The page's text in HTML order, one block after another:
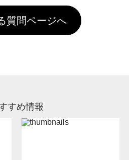
グインがされていなければ、ラン
がされません。
水洗いで落とすことが可能です。
、お客様ご自身にて着用前に落と
ますようお願いいたします。※1
送機能でのご注文に関わらず、前
るお値引きで4,000円未満になる
かかりますので、ご注意くださ
質問ページへ
すめ情報